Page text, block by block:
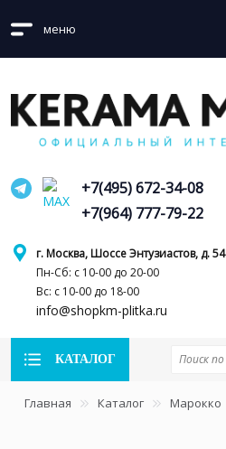
меню
г. Москва, Шоссе Энтузиастов, д. 54
Пн-Сб: с 10-00 до 20-00
Вс: с 10-00 до 18-00
info@shopkm-plitka.ru
+7(495) 672-34-08
+7(964) 777-79-22
КАТАЛОГ
Главная Каталог Марокко